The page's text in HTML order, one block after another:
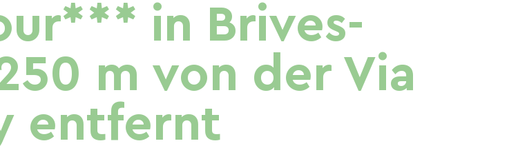
in Brives-
m von der Via
entfernt